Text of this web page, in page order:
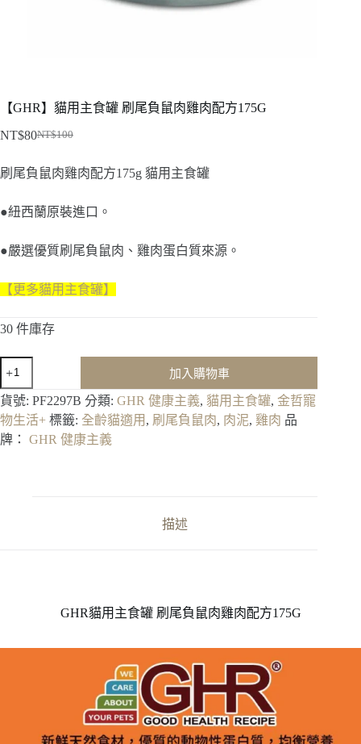
【GHR】貓用主食罐 刷尾負鼠肉雞肉配方175G
NT$100
始
價
格：
NT$100。
NT$80
前
價
格：
NT$80。
刷尾負鼠肉雞肉配方175g 貓用主食罐
●紐西蘭原裝進口。
●嚴選優質刷尾負鼠肉、雞肉蛋白質來源。
【更多貓用主食罐】
30 件庫存
【GHR】
用
主
食
罐
量
加入購物車
貨號: PF2297B 分類: GHR 健康主義, 貓用主食罐, 金哲寵
物生活+ 標籤: 全齡貓適用 , 刷尾負鼠肉, 肉泥, 雞肉 品
牌： GHR 健康主義
描述
GHR貓用主食罐 刷尾負鼠肉雞肉配方175G